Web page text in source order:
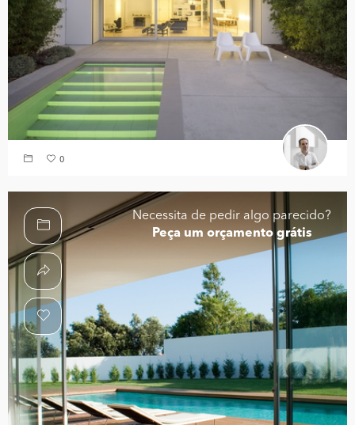
0
Necessita de pedir algo parecido?
Peça um orçamento grátis